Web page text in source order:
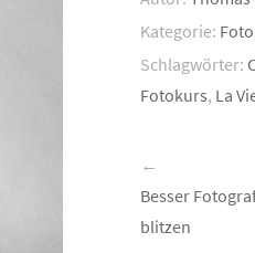
Kategorie:
Schlagwörter:
Fotokurs, La
←
Besser
blitzen